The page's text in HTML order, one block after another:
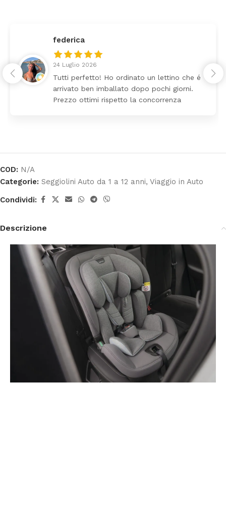
federica
24 Luglio 2026
Tutti perfetto! Ho ordinato un lettino che é
arrivato ben imballato dopo pochi giorni.
Prezzo ottimi rispetto la concorrenza
COD: N/A
Categorie: Seggiolini Auto da 1 a 12 anni, Viaggio in Auto
Condividi:
Descrizione